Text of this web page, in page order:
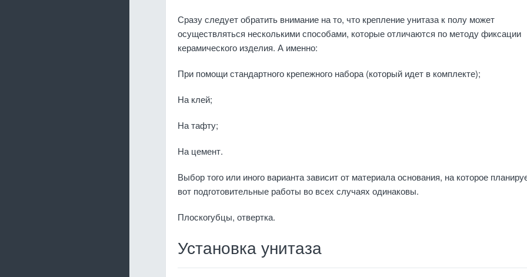
Сразу следует обратить внимание на то, что крепление унитаза к полу может
осуществляться несколькими способами, которые отличаются по методу фиксации
керамического изделия. А именно:
При помощи стандартного крепежного набора (который идет в комплекте);
На клей;
На тафту;
На цемент.
Выбор того или иного варианта зависит от материала основания, на которое
вот подготовительные работы во всех случаях одинаковы.
Плоскогубцы, отвертка.
Установка унитаза